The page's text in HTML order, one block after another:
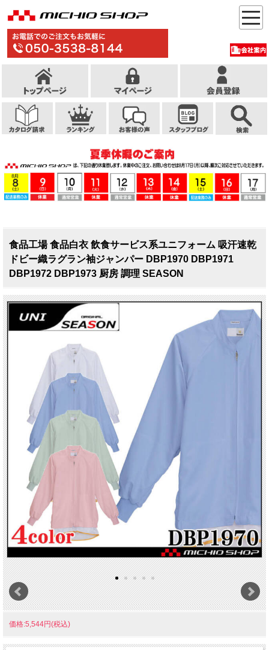
食品工場 食品白衣 飲食サービス系ユニフォーム 吸汗速乾
ドビー織ラグラン袖ジャンパー DBP1970 DBP1971
DBP1972 DBP1973 厨房 調理 SEASON
価格:5,544円(税込)